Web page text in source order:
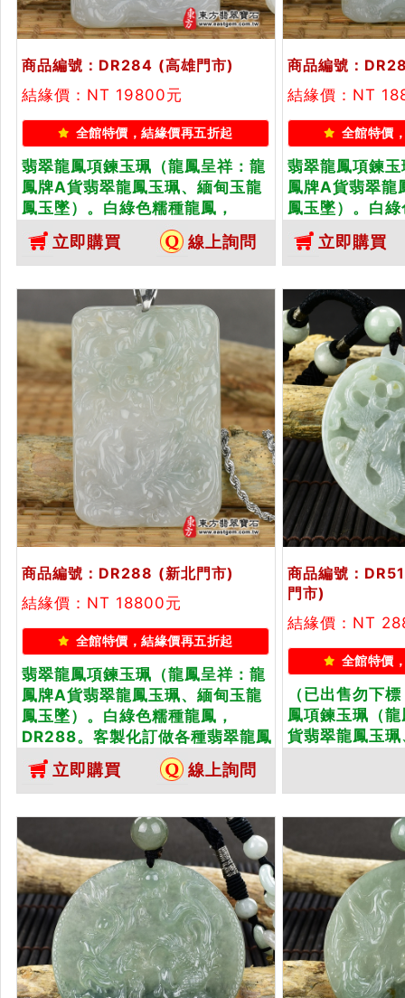
商品編號：DR284 (高雄門市)
結緣價：NT 19800元
全館特價，結緣價再五折起
翡翠龍鳳項鍊玉珮（龍鳳呈祥：龍
鳳牌A貨翡翠龍鳳玉珮、緬甸玉龍
鳳玉墜）。白綠色糯種龍鳳，
DR284。客製化訂做各種翡翠龍鳳
吊墜玉珮項鍊。★附A貨翡翠雙證
書
立即購買 線上詢問
商品編號：
結緣價：NT
全館特價
翡翠龍鳳項鍊
鳳牌A貨翡翠龍
鳳玉墜）。白
DR285。客製
吊墜玉珮項鍊
書
立即購買
商品編號：DR288 (新北門市)
結緣價：NT 18800元
全館特價，結緣價再五折起
翡翠龍鳳項鍊玉珮（龍鳳呈祥：龍
鳳牌A貨翡翠龍鳳玉珮、緬甸玉龍
鳳玉墜）。白綠色糯種龍鳳，
DR288。客製化訂做各種翡翠龍鳳
吊墜玉珮項鍊。★附A貨翡翠雙證
書
立即購買 線上詢問
商品編號：
門市)
結緣價：NT
全館特價
（已出售勿下
鳳項鍊玉珮（
貨翡翠龍鳳玉
吊墜玉珮項鍊
書